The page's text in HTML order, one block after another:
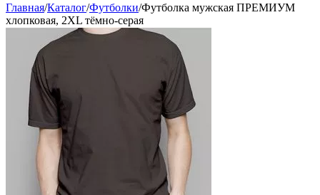
Главная/Каталог/Футболки/Футболка мужская ПРЕМИУМ
хлопковая, 2XL тёмно-серая